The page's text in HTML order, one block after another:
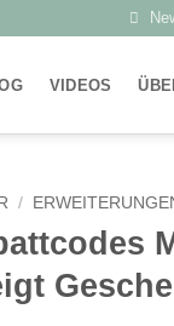
VIDEOS
/